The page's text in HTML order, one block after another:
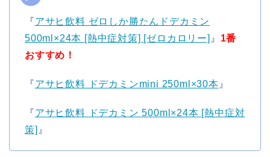
『アサヒ飲料 ゼロしか勝たんドデカミン
500ml×24本 [熱中症対策] [ゼロカロリー] 』 1番
おすすめ！
『アサヒ飲料 ドデカミンmini 250ml×30本 』
『アサヒ飲料 ドデカミン 500ml×24本 [熱中症対
策] 』